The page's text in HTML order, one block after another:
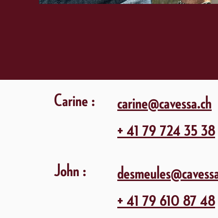
Carine :
carine@cavessa.ch
+ 41 79 724 35 38
John :
+ 41 79 610 87 48